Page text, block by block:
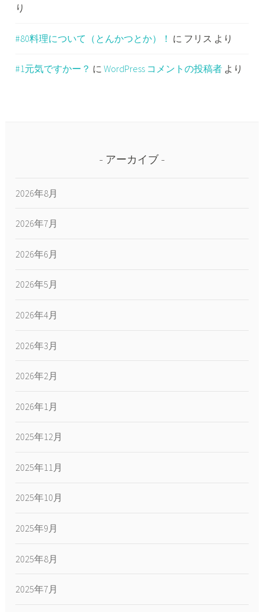
り
#80料理について（とんかつとか）！ に フリス より
#1元気ですかー？ にWordPress コメントの投稿者 より
アーカイブ
2026年8月
2026年7月
2026年6月
2026年5月
2026年4月
2026年3月
2026年2月
2026年1月
2025年12月
2025年11月
2025年10月
2025年9月
2025年8月
2025年7月